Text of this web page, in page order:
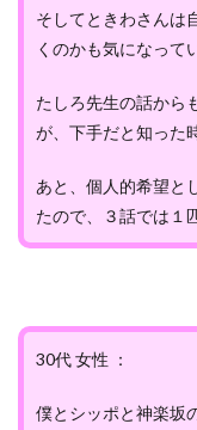
そしてときわさんは
くのかも気になって
たしろ先生の話から
が、下手だと知った
あと、個人的希望と
たので、３話では１
30代 女性 ：
僕とシッポと神楽坂